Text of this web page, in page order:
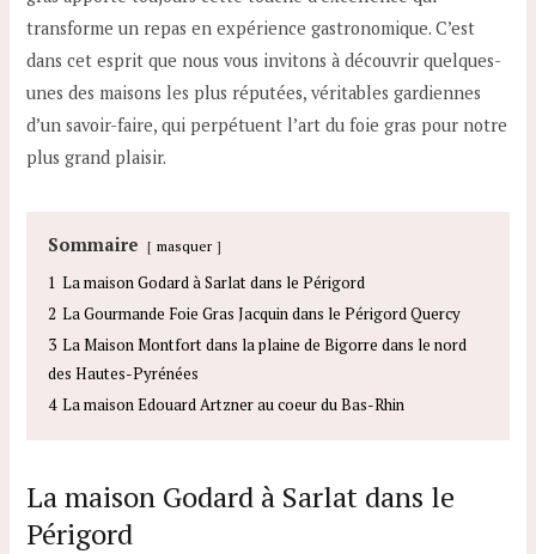
transforme un repas en expérience gastronomique. C’est
dans cet esprit que nous vous invitons à découvrir quelques-
unes des maisons les plus réputées, véritables gardiennes
d’un savoir-faire, qui perpétuent l’art du foie gras pour notre
plus grand plaisir.
Sommaire masquer
1 La maison Godard à Sarlat dans le Périgord
2 La Gourmande Foie Gras Jacquin dans le Périgord Quercy
3 La Maison Montfort dans la plaine de Bigorre dans le nord
des Hautes-Pyrénées
4 La maison Edouard Artzner au coeur du Bas-Rhin
La maison Godard à Sarlat dans le
Périgord